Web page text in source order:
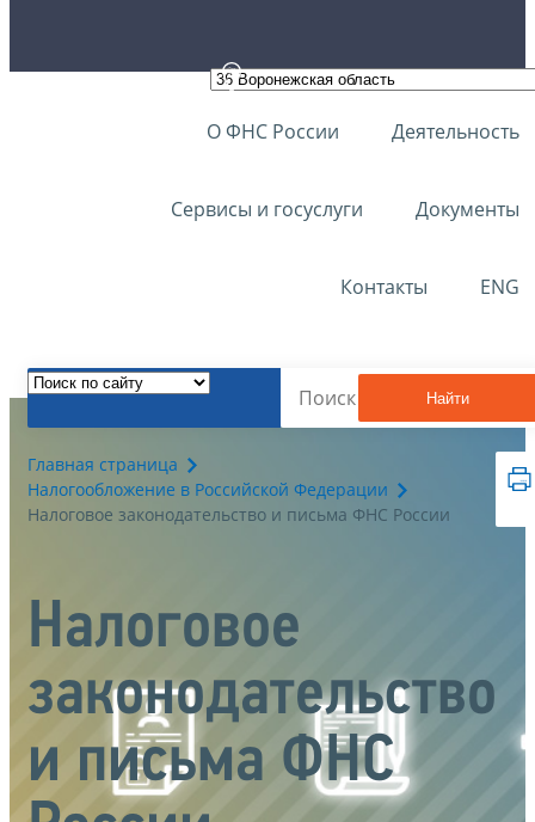
О ФНС России Деятельность
Сервисы и госуслуги Документы
Контакты ENG
Найти
Главная страница
Налогообложение в Российской Федерации
Налоговое законодательство и письма ФНС России
Налоговое
законодательство
и письма ФНС